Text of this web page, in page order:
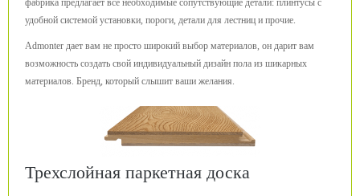
фабрика предлагает все необходимые сопутствующие детали: плинтусы с
удобной системой установки, пороги, детали для лестниц и прочие.
Admonter дает вам не просто широкий выбор материалов, он дарит вам
возможность создать свой индивидуальный дизайн пола из шикарных
материалов. Бренд, который слышит ваши желания.
Трехслойная паркетная доска